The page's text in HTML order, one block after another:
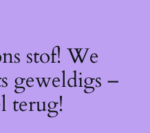
stof! We
geweldigs –
terug!